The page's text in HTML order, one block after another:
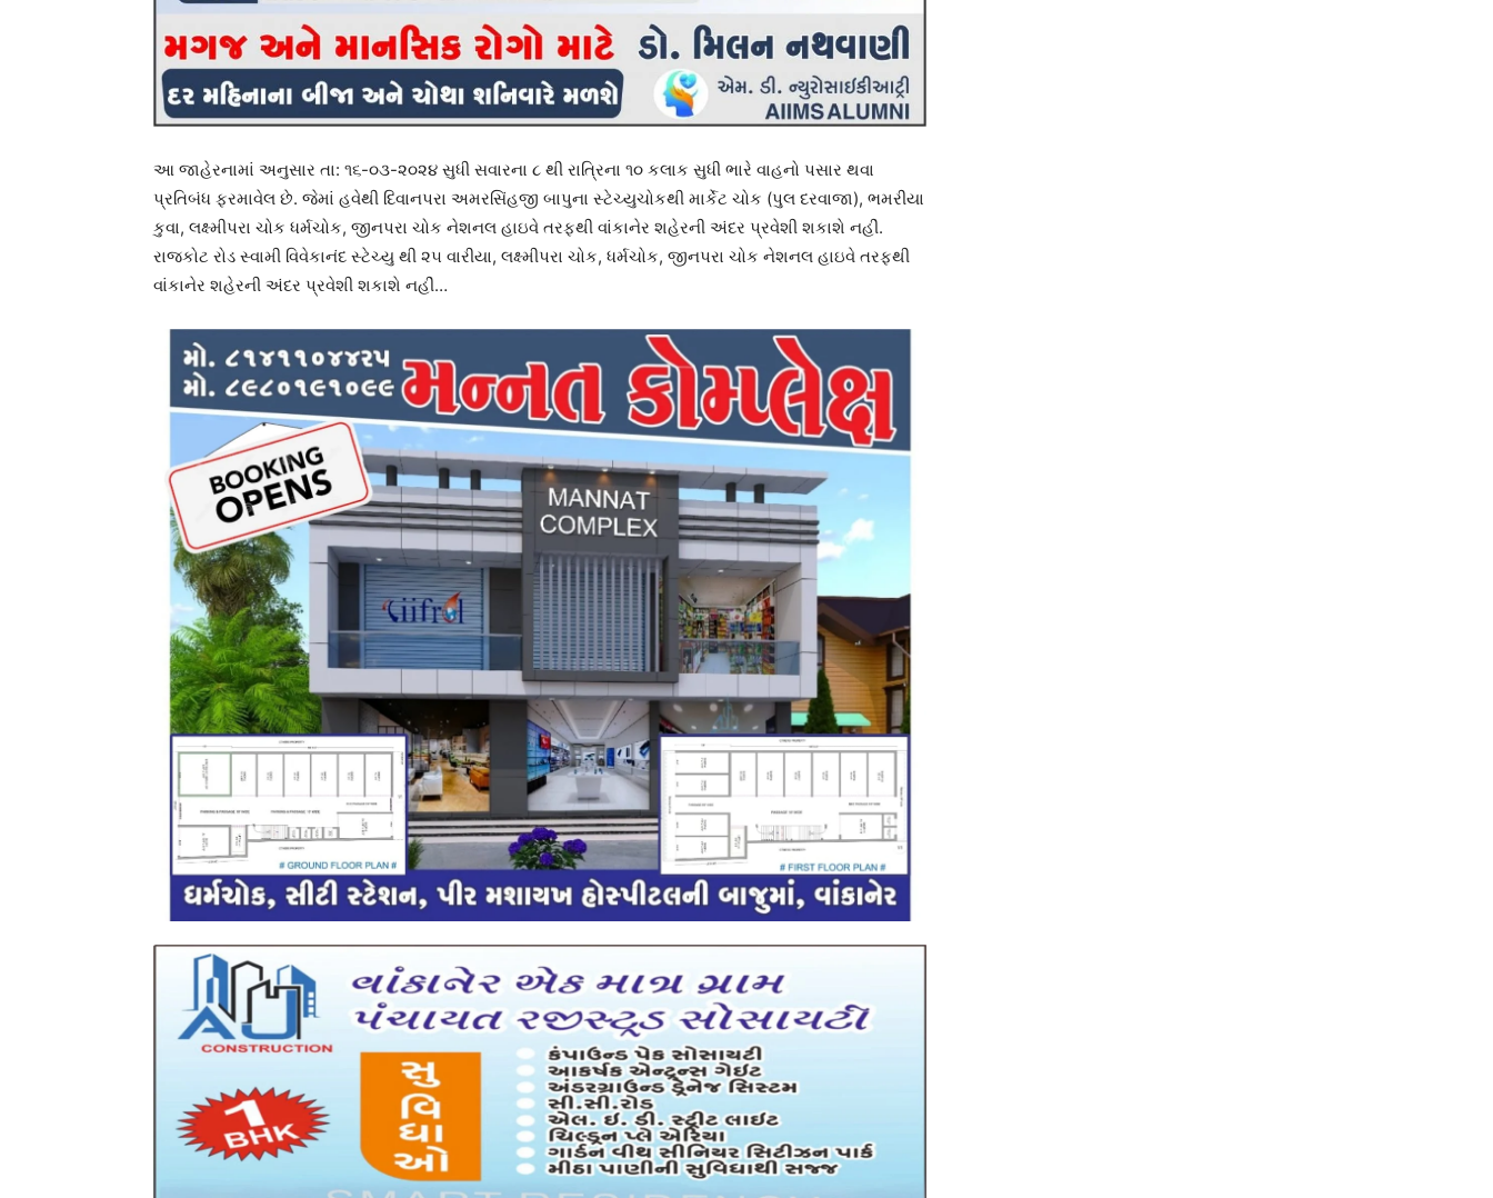
આ જાહેરનામાં અનુસાર તા: ૧૬-૦૩-૨૦૨૪ સુધી સવારના ૮ થી રાત્રિના ૧૦ કલાક સુધી ભારે વાહનો પસાર થવા
પ્રતિબંધ ફરમાવેલ છે. જેમાં હવેથી દિવાનપરા અમરસિંહજી બાપુના સ્ટેચ્યુચોકથી માર્કેટ ચોક (પુલ દરવાજા), ભમરીયા
કુવા, લક્ષ્મીપરા ચોક ધર્મચોક, જીનપરા ચોક નેશનલ હાઇવે તરફથી વાંકાનેર શહેરની અંદર પ્રવેશી શકાશે નહીં.
રાજકોટ રોડ સ્વામી વિવેકાનંદ સ્ટેચ્યુ થી ૨૫ વારીયા, લક્ષ્મીપરા ચોક, ધર્મચોક, જીનપરા ચોક નેશનલ હાઇવે તરફથી
વાંકાનેર શહેરની અંદર પ્રવેશી શકાશે નહીં…